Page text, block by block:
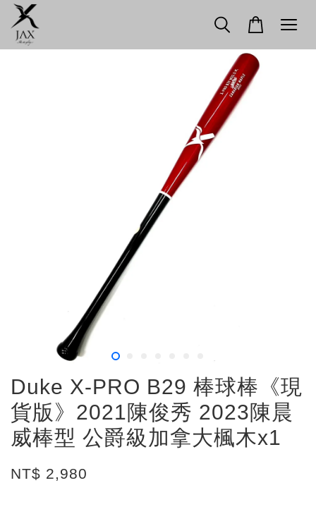
Duke X-PRO B29 棒球棒《現
貨版》2021陳俊秀 2023陳晨
威棒型 公爵級加拿大楓木x1
NT$ 2,980